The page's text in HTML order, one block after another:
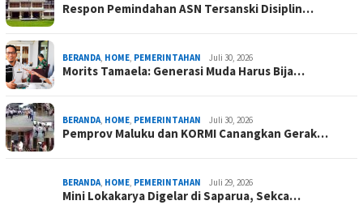
Respon Pemindahan ASN Tersanski Disiplin…
BERANDA, HOME, PEMERINTAHAN Juli 30, 2026
Morits Tamaela: Generasi Muda Harus Bija…
BERANDA, HOME, PEMERINTAHAN Juli 30, 2026
Pemprov Maluku dan KORMI Canangkan Gerak…
BERANDA, HOME, PEMERINTAHAN Juli 29, 2026
Mini Lokakarya Digelar di Saparua, Sekca…